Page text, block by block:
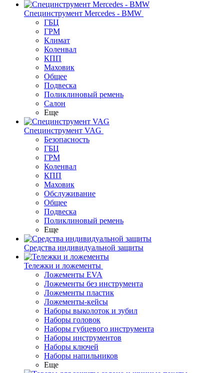
Специнструмент Mercedes - BMW
ГБЦ
ГРМ
Климат
Коленвал
КПП
Маховик
Общее
Подвеска
Поликлиновый ремень
Салон
Еще
Специнструмент VAG
Безопасность
ГБЦ
ГРМ
Коленвал
КПП
Маховик
Обслуживание
Общее
Подвеска
Поликлиновый ремень
Еще
Средства индивидуальной защиты
Тележки и ложементы
Ложементы EVA
Ложементы без инструмента
Ложементы пластик
Ложементы-кейсы
Наборы выколоток и зубил
Наборы головок
Наборы губцевого инструмента
Наборы инструментов
Наборы ключей
Наборы напильников
Еще